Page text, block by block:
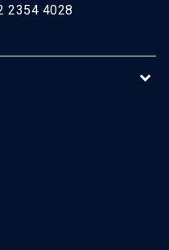
2354 4028